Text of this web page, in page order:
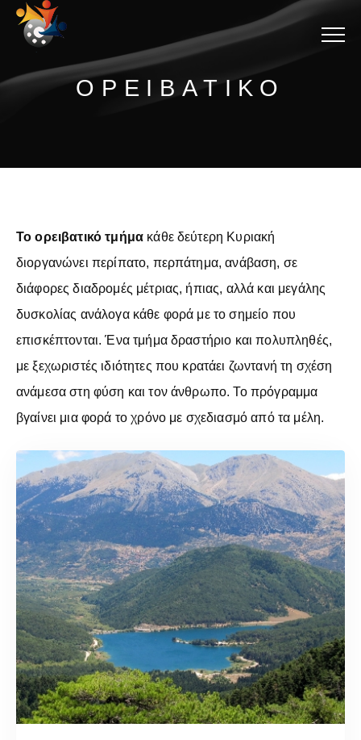
ΟΡΕΙΒΑΤΙΚΟ
Το ορειβατικό τμήμα κάθε δεύτερη Κυριακή
διοργανώνει περίπατο, περπάτημα, ανάβαση, σε
διάφορες διαδρομές μέτριας, ήπιας, αλλά και μεγάλης
δυσκολίας ανάλογα κάθε φορά με το σημείο που
επισκέπτονται. Ένα τμήμα δραστήριο και πολυπληθές,
με ξεχωριστές ιδιότητες που κρατάει ζωντανή τη σχέση
ανάμεσα στη φύση και τον άνθρωπο. Το πρόγραμμα
βγαίνει μια φορά το χρόνο με σχεδιασμό από τα μέλη.